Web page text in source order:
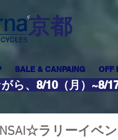
​京都
SALE & CANPAING OFF
ら、8/10（月）~8/
ラリーイベ